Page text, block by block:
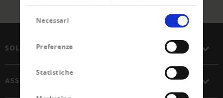
delNecessari
Preferenze
Statistiche
SOLUZIONI
ASSOCIAZIONE